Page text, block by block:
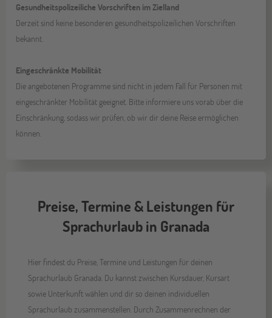
Gesundheitspolizeiliche Vorschriften im Zielland
Derzeit sind keine besonderen gesundheitspolizeilichen Vorschriften
bekannt.
Eingeschränkte Mobilität
Die angebotenen Programme sind nicht in jedem Fall für Personen mit
eingeschränkter Mobilität geeignet. Bitte informiere uns vorab über die
Einschränkung, sodass wir prüfen, ob wir dir deine Reise ermöglichen
können.
Preise, Termine & Leistungen für
Sprachurlaub in Granada
Hier findest du Preise, Termine und Leistungen für deinen
Sprachurlaub Granada. Du kannst zwischen Kursdauer, Kursart
sowie Unterkunft wählen und dir so deinen individuellen
Sprachurlaub zusammenstellen. Durch Zusammenrechnen der